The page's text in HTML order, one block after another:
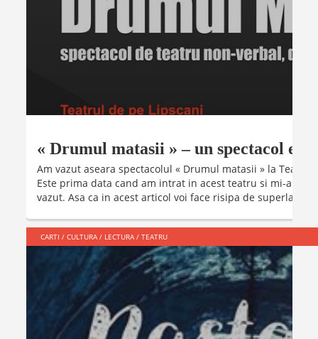
« Drumul matasii » – un spectacol
Am vazut aseara spectacolul « Drumul matasii » la Teatrul
Este prima data cand am intrat in acest teatru si mi-a
vazut. Asa ca in acest articol voi face risipa de superlative,
CARTI / CULTURA/ LECTURA/ TEATRU